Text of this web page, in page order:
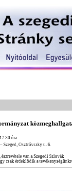
óra
– Szeged, Osztróvszky u. 6.
van a Szegedi Szlovák
csak érdeklődik a